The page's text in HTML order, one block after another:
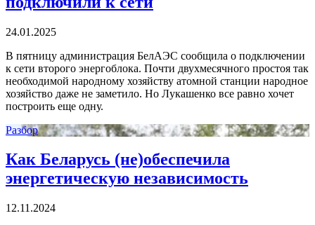
24.01.2025
В пятницу администрация БелАЭС сообщила о подключении
к сети второго энергоблока. Почти двухмесячного простоя так
необходимой народному хозяйству атомной станции народное
хозяйство даже не заметило. Но Лукашенко все равно хочет
построить еще одну.
Разбор
Как Беларусь (не)обеспечила
энергетическую независимость
12.11.2024